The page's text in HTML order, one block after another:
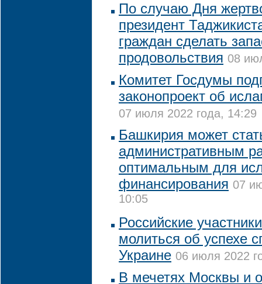
По случаю Дня
президент
граждан сделать
продовольствия 08
Комитет Госдумы
законопроект об
07 июля 2022 года, 14:29
Башкирия может
административным
оптимальным для
финансирования 07
10:05
Российские
молиться об успехе
Украине 06 июля 2022
В мечетях Москвы и